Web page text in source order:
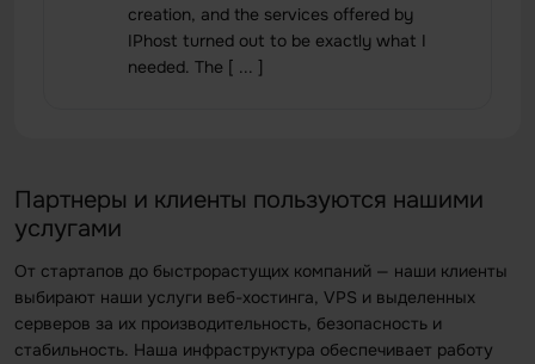
creation, and the services offered by
IPhost turned out to be exactly what I
needed. The [ ... ]
Партнеры и клиенты пользуются нашими
услугами
От стартапов до быстрорастущих компаний — наши клиенты
выбирают наши услуги веб-хостинга, VPS и выделенных
серверов за их производительность, безопасность и
стабильность. Наша инфраструктура обеспечивает работу